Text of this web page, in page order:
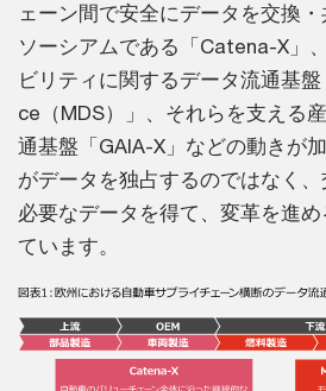
ェーン間で安全にデータを交換
ソーシアムである「Catena-X」
ビリティに関するデータ流通基
ce（MDS）」、それらを支える
通基盤「GAIA-X」などの動きが
がデータを独占するのではなく
必要なデータを得て、変革を進
ています。